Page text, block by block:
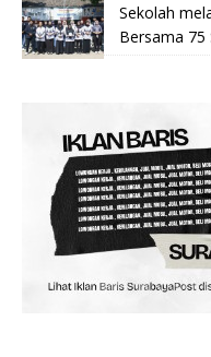
Sekolah
Bersama 75